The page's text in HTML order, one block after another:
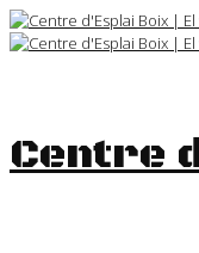
Skip
to
Centre